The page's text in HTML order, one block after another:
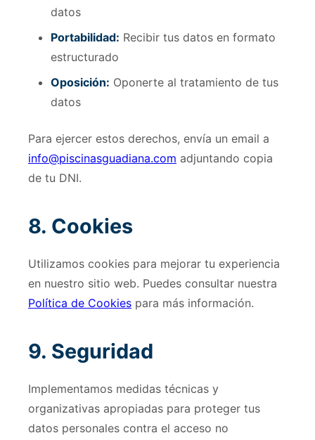
datos
Portabilidad: Recibir tus datos en formato
estructurado
Oposición: Oponerte al tratamiento de tus
datos
Para ejercer estos derechos, envía un email a
info@piscinasguadiana.com adjuntando copia
de tu DNI.
8. Cookies
Utilizamos cookies para mejorar tu experiencia
en nuestro sitio web. Puedes consultar nuestra
Política de Cookies para más información.
9. Seguridad
Implementamos medidas técnicas y
organizativas apropiadas para proteger tus
datos personales contra el acceso no